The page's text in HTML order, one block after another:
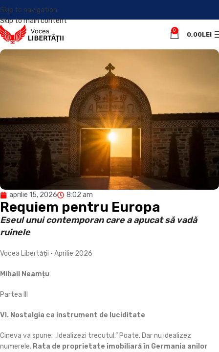
Skip to navigation
Skip to main content
0
0,00LEI
aprilie 15, 2026 8:02 am
Requiem pentru Europa
Eseul unui contemporan care a apucat să vadă
ruinele
Vocea Libertății • Aprilie 2026
Mihail Neamțu
Partea III
VI. Nostalgia ca instrument de luciditate
Cineva va spune: „Idealizezi trecutul.” Poate. Dar nu idealizez
numerele. Rata de proprietate imobiliară în Germania anilor